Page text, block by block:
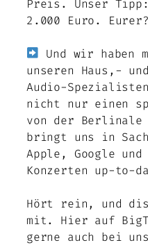
Preis. Unser
2.000 Euro. Eurer?
Und wir haben
unseren Haus,-
Audio-
nicht nur einen
von der Berlinale
bringt uns in
Apple, Google und
Konzerten up-to-
Hört rein, und
mit. Hier auf
gerne auch bei